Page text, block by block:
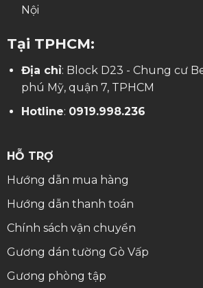
Nội
Tại TPHCM:
Địa chỉ: Block D23 - Chung cư
phú Mỹ, quận 7, TPHCM
Hotline: 0919.998.236
HỖ TRỢ
Hướng dẫn mua hàng
Hướng dẫn thanh toán
Chính sách vận chuyển
Gương dán tường Gò Vấp
Gương phòng tập